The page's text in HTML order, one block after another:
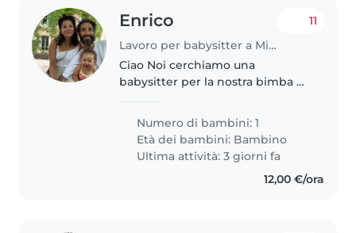
Enrico
Lavoro per babysitter a Milano
11
Ciao Noi cerchiamo una
babysitter per la nostra bimba di
pomeriggi e possibilmente tutto
il giorno quando la bimba sta
poco bene che dovrebbe
rimanere..
Numero di bambini: 1
Età dei bambini: Bambino
Ultima attività: 3 giorni fa
12,00 €/ora